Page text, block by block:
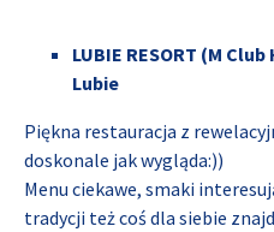
LUBIE RESORT (M
Lubie
Piękna restauracja z
doskonale jak wygląda:))
Menu ciekawe, smaki
tradycji też coś dla siebie